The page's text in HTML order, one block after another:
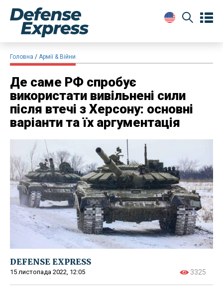
Головна Армії & Війни
Де саме РФ спробує
використати вивільнені сили
після втечі з Херсону: основні
варіанти та їх аргументація
DEFENSE EXPRESS
15 листопада 2022, 12:05 3325